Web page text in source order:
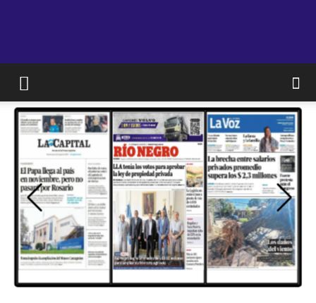
JAM
WEB